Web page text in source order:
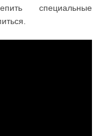
специальные